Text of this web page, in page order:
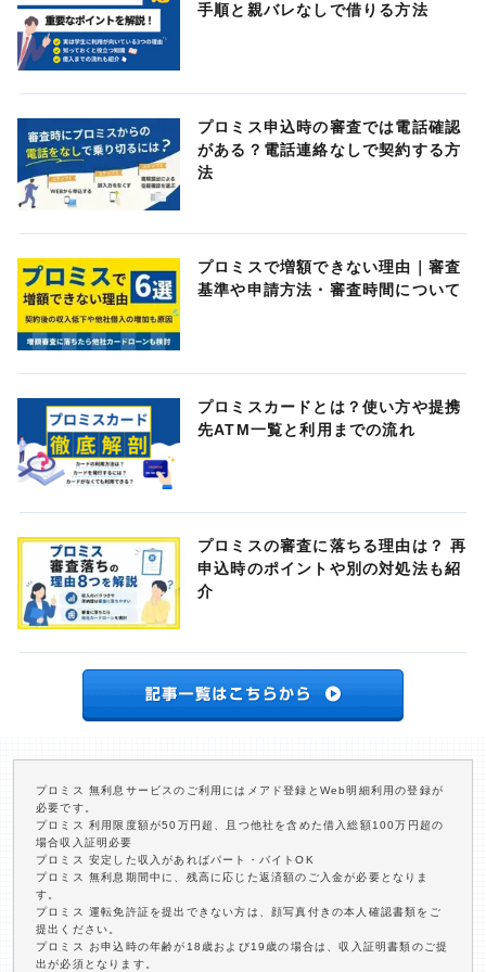
手順と親バレなしで借りる方法
プロミス申込時の審査では電話確認
がある？電話連絡なしで契約する方
法
プロミスで増額できない理由｜審査
基準や申請方法・審査時間について
プロミスカードとは？使い方や提携
先ATM一覧と利用までの流れ
プロミスの審査に落ちる理由は？ 再
申込時のポイントや別の対処法も紹
介
プロミス 無利息サービスのご利用にはメアド登録とWeb明細利用の登録が
必要です。
プロミス 利用限度額が50万円超、且つ他社を含めた借入総額100万円超の
場合収入証明必要
プロミス 安定した収入があればパート・バイトOK
プロミス 無利息期間中に、残高に応じた返済額のご入金が必要となりま
す。
プロミス 運転免許証を提出できない方は、顔写真付きの本人確認書類をご
提出ください。
プロミス お申込時の年齢が18歳および19歳の場合は、収入証明書類のご提
出が必須となります。